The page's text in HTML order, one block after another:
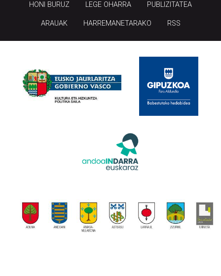
HONI BURUZ LEGE OHARRA PUBLIZITATEA
ARAUAK HARREMANETARAKO RSS